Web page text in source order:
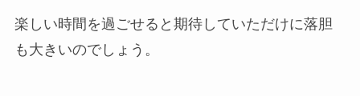
楽しい時間を過ごせると期待していただけに落胆
も大きいのでしょう。